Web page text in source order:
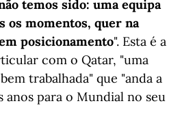
temos sido: uma equipa
os momentos, quer na
posicionamento". Esta é a
com o Qatar, "uma
trabalhada" que "anda a
anos para o Mundial no seu